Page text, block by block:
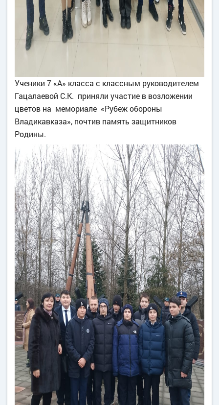
Ученики 7 «А» класса с классным руководителем
Гацалаевой С.К. приняли участие в возложении
цветов на мемориале «Рубеж обороны
Владикавказа», почтив память защитников
Родины.